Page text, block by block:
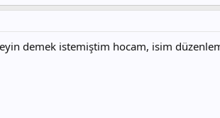
demek istemiştim hocam, isim